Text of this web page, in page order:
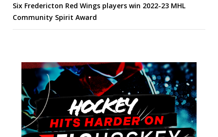
Six Fredericton Red Wings players win 2022-23 MHL
Community Spirit Award